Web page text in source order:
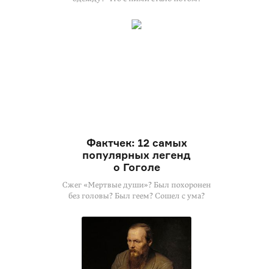
Фактчек: 12 самых
популярных легенд
о Гоголе
Сжег «Мертвые души»? Был похоронен
без головы? Был геем? Сошел с ума?